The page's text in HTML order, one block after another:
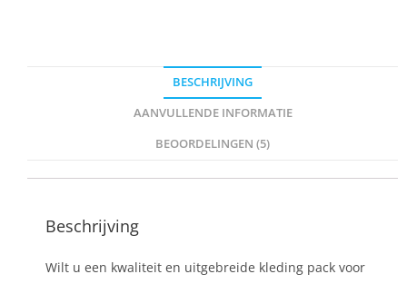
BESCHRIJVING
AANVULLENDE INFORMATIE
BEOORDELINGEN (5)
Beschrijving
Wilt u een kwaliteit en uitgebreide kleding pack voor